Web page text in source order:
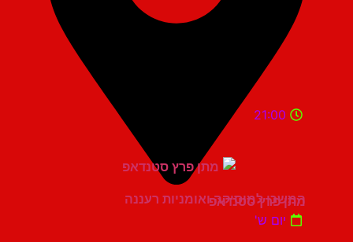
המשכן למוסיקה ואומניות רעננה
21:00
מתן פרץ סטנדאפ
יום ש'